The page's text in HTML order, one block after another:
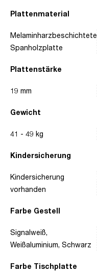
Plattenmaterial
Plattenstärke
Gewicht
Kindersicherung
Farbe Gestell
Farbe Tischplatte
Melaminharzbeschichtete
Spanholzplatte
19 mm
41 - 49 kg
Kindersicherung
vorhanden
Signalweiß,
Weißaluminium, Schwarz